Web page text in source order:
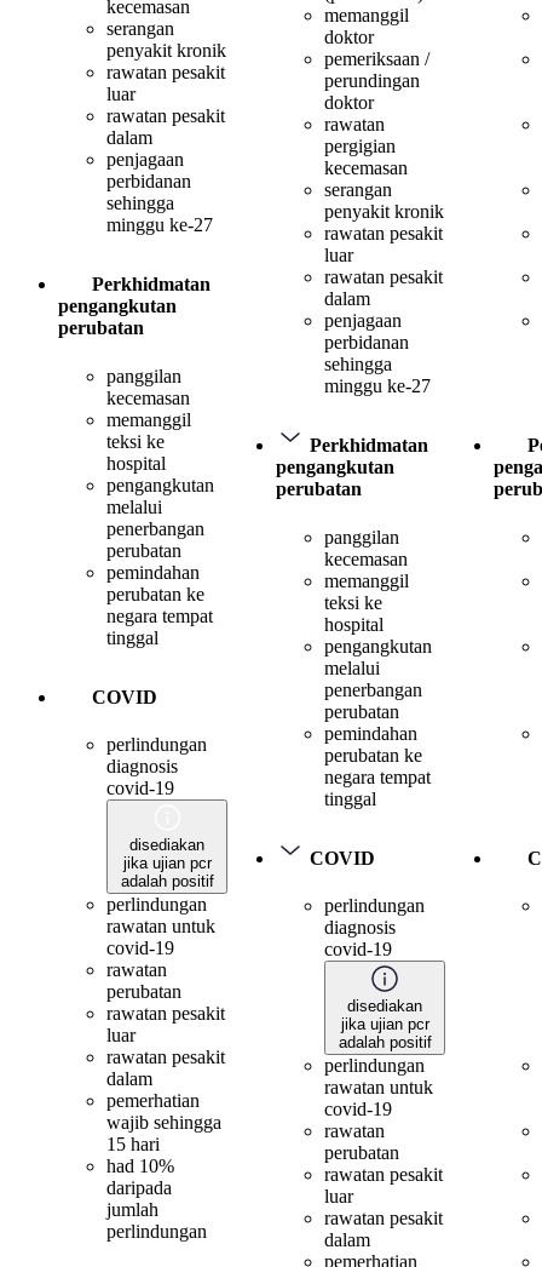
kecemasan
serangan
penyakit kronik
rawatan pesakit
luar
rawatan pesakit
dalam
penjagaan
perbidanan
sehingga
minggu ke-27
Perkhidmatan
pengangkutan
perubatan
panggilan
kecemasan
memanggil
teksi ke
hospital
pengangkutan
melalui
penerbangan
perubatan
pemindahan
perubatan ke
negara tempat
tinggal
COVID
perlindungan
diagnosis
covid-19
disediakan
jika ujian pcr
adalah positif
perlindungan
rawatan untuk
covid-19
rawatan
perubatan
rawatan pesakit
luar
rawatan pesakit
dalam
pemerhatian
wajib sehingga
15 hari
had 10%
daripada
jumlah
perlindungan
memanggil
doktor
pemeriksaan /
perundingan
doktor
rawatan
pergigian
kecemasan
serangan
penyakit kronik
rawatan pesakit
luar
rawatan pesakit
dalam
penjagaan
perbidanan
sehingga
minggu ke-27
Perkhidmatan
pengangkutan
perubatan
panggilan
kecemasan
memanggil
teksi ke
hospital
pengangkutan
melalui
penerbangan
perubatan
pemindahan
perubatan ke
negara tempat
tinggal
COVID
perlindungan
diagnosis
covid-19
disediakan
jika ujian pcr
adalah positif
perlindungan
rawatan untuk
covid-19
rawatan
perubatan
rawatan pesakit
luar
rawatan pesakit
dalam
pemerhatian